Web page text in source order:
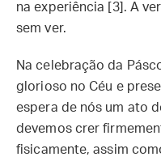
na experiência [3]. A
sem ver.
Na celebração da
glorioso no Céu e
espera de nós um ato
devemos crer
fisicamente, assim